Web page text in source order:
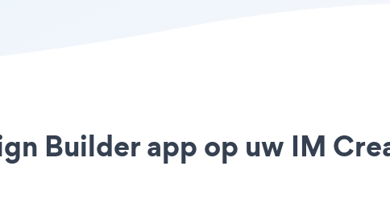
Builder app op uw IM